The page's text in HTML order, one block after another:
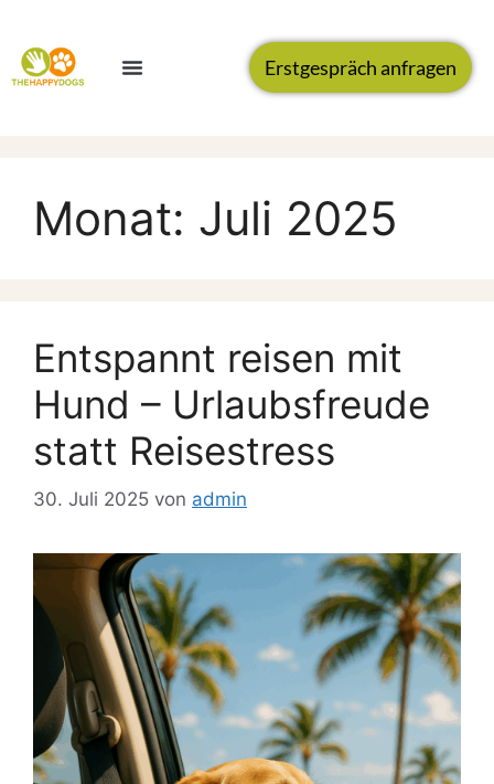
Erstgespräch anfragen
Monat: Juli 2025
Entspannt reisen mit
Hund – Urlaubsfreude
statt Reisestress
30. Juli 2025 von admin